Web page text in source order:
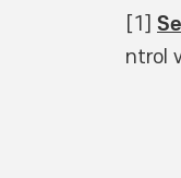
[1]
ntrol